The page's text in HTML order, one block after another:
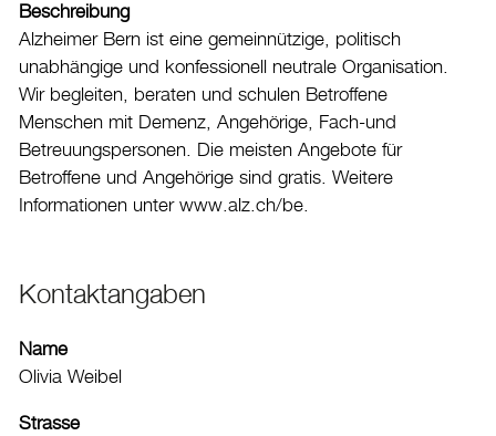
Verwaltung & Politik
Wirtschaft
Aktuelles
Burgdorf baut
Öffnungszeiten & Kontakt
Stadtplan
Beschreibung
Alzheimer Bern ist eine gemeinnützige, politisch
unabhängige und konfessionell neutrale Organisation.
Wir begleiten, beraten und schulen Betroffene
Menschen mit Demenz, Angehörige, Fach-und
Betreuungspersonen. Die meisten Angebote für
Betroffene und Angehörige sind gratis. Weitere
Informationen unter www.alz.ch/be.
Kontaktangaben
Name
Olivia Weibel
Strasse